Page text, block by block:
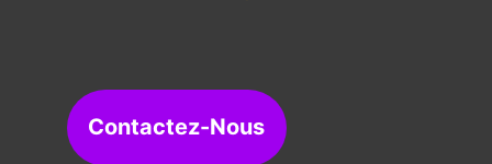
Contactez-Nous